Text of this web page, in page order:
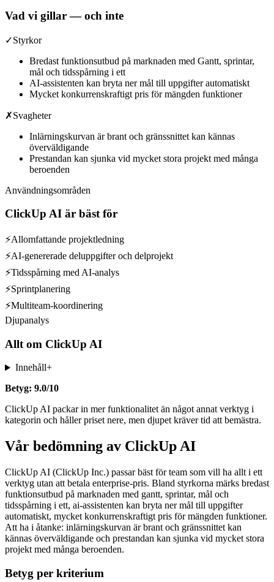
Vad vi gillar — och inte
✓Styrkor
Bredast funktionsutbud på marknaden med Gantt, sprintar,
mål och tidsspårning i ett
AI-assistenten kan bryta ner mål till uppgifter automatiskt
Mycket konkurrenskraftigt pris för mängden funktioner
✗Svagheter
Inlärningskurvan är brant och gränssnittet kan kännas
överväldigande
Prestandan kan sjunka vid mycket stora projekt med många
beroenden
Användningsområden
ClickUp AI är bäst för
⚡Allomfattande projektledning
⚡AI-genererade deluppgifter och delprojekt
⚡Tidsspårning med AI-analys
⚡Sprintplanering
⚡Multiteam-koordinering
Djupanalys
Allt om ClickUp AI
Innehåll+
Betyg: 9.0/10
ClickUp AI packar in mer funktionalitet än något annat verktyg i
kategorin och håller priset nere, men djupet kräver tid att bemästra.
Vår bedömning av ClickUp AI
ClickUp AI (ClickUp Inc.) passar bäst för team som vill ha allt i ett
verktyg utan att betala enterprise-pris. Bland styrkorna märks bredast
funktionsutbud på marknaden med gantt, sprintar, mål och
tidsspårning i ett, ai-assistenten kan bryta ner mål till uppgifter
automatiskt, mycket konkurrenskraftigt pris för mängden funktioner.
Att ha i åtanke: inlärningskurvan är brant och gränssnittet kan
kännas överväldigande och prestandan kan sjunka vid mycket stora
projekt med många beroenden.
Betyg per kriterium